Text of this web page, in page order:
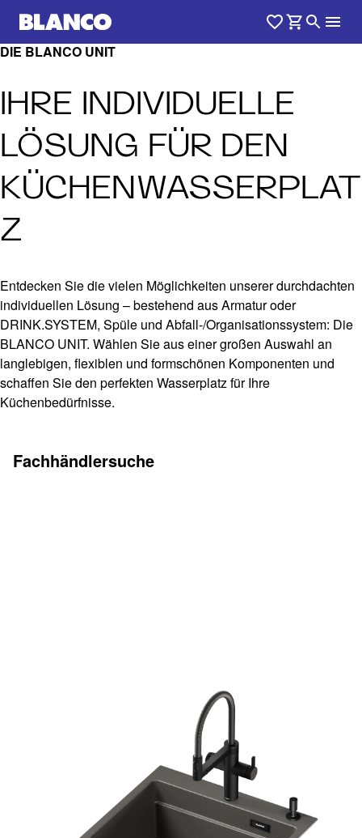
DIE BLANCO UNIT
IHRE INDIVIDUELLE
LÖSUNG FÜR DEN
KÜCHENWASSERPLAT
Z
Entdecken Sie die vielen Möglichkeiten unserer durchdachten
individuellen Lösung – bestehend aus Armatur oder
DRINK.SYSTEM, Spüle und Abfall-/Organisationssystem: Die
BLANCO UNIT. Wählen Sie aus einer großen Auswahl an
langlebigen, flexiblen und formschönen Komponenten und
schaffen Sie den perfekten Wasserplatz für Ihre
Küchenbedürfnisse.
Fachhändlersuche